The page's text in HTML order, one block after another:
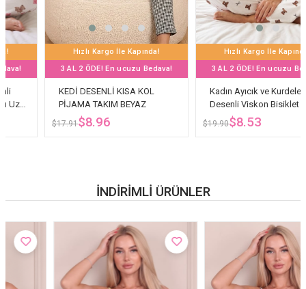
KEDİ DESENLİ KISA KOL
PİJAMA TAKIM BEYAZ
$8.96
3 AL 2 ÖDE! En ucuzu Bedava!
Hızlı Kargo İle Kapında!
Kadın Ayıcık ve Kurdele
Desenli Viskon Bisiklet Yaka
Kısa Kol Altı Uzun Penye
Pijama Takımı
$8.53
3 AL 2 ÖDE! En ucuzu Bedava!
Hızlı Kargo İle Kapında!
İNDIRIMLI ÜRÜNLER